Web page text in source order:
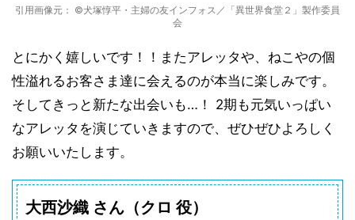
引用画像元： ©犬塚惇平・主婦の友インフォス／「異世界食堂２」製作委員
会
とにかく嬉しいです！！またアレッタや、ねこやの個
性溢れるお客さま達に会えるのが本当に楽しみです。
そしてきっと新たな出会いも…！ 2期も元気いっぱい
なアレッタを演じていきますので、ぜひぜひよろしく
お願いいたします。
大西沙織 さん（クロ 役）